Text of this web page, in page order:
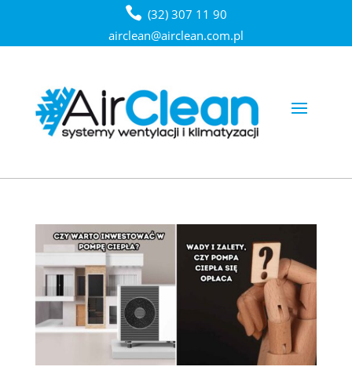
(32) 307 11 90
airclean@airclean.com.pl